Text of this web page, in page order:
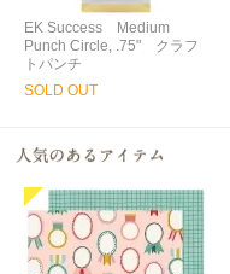
EK Success Medium
Punch Circle, .75" クラフ
トパンチ
SOLD OUT